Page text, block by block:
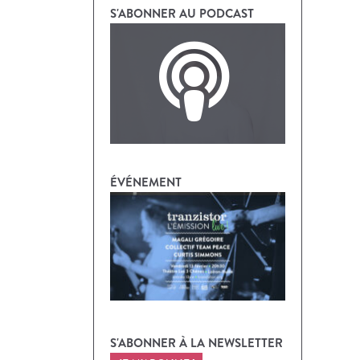
S'ABONNER AU PODCAST
ÉVÉNEMENT
S'ABONNER À LA NEWSLETTER